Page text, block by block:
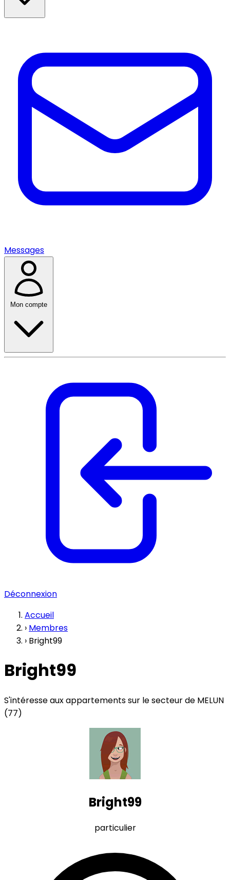
Messages
Mon compte
Déconnexion
Accueil
› Membres
› Bright99
Bright99
S'intéresse aux appartements sur le secteur de MELUN
(77)
Bright99
particulier